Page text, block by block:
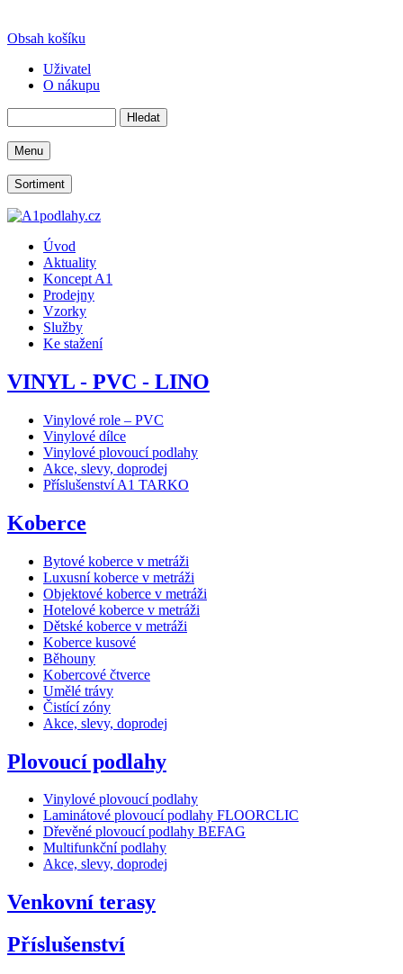
Obsah košíku
Uživatel
O nákupu
Menu
Sortiment
Úvod
Aktuality
Koncept A1
Prodejny
Vzorky
Služby
Ke stažení
VINYL - PVC - LINO
Vinylové role – PVC
Vinylové dílce
Vinylové plovoucí podlahy
Akce, slevy, doprodej
Příslušenství A1 TARKO
Koberce
Bytové koberce v metráži
Luxusní koberce v metráži
Objektové koberce v metráži
Hotelové koberce v metráži
Dětské koberce v metráži
Koberce kusové
Běhouny
Kobercové čtverce
Umělé trávy
Čistící zóny
Akce, slevy, doprodej
Plovoucí podlahy
Vinylové plovoucí podlahy
Laminátové plovoucí podlahy FLOORCLIC
Dřevěné plovoucí podlahy BEFAG
Multifunkční podlahy
Akce, slevy, doprodej
Venkovní terasy
Příslušenství